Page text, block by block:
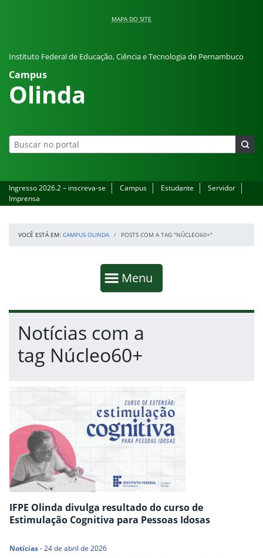
MAPA DO SITE
Instituto Federal de Educação, Ciência e Tecnologia de Pernambuco
Campus
Olinda
Ingresso 2026.2 – inscreva-se Campus Estudante
Servidor
Imprensa
VOCÊ ESTÁ EM: CAMPUS OLINDA POSTS COM A TAG "NÚCLEO60+"
Mostrar
Menu
Fim da navegação
Início do conteúdo
Notícias com a
tag Núcleo60+
IFPE Olinda divulga resultado do curso de
Estimulação Cognitiva para Pessoas Idosas
Notícias-24 de abril de 2026